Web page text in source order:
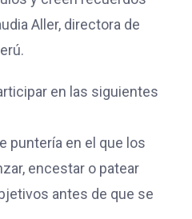
Aller, directora de
en las siguientes
puntería en el que los
encestar o patear
antes de que se